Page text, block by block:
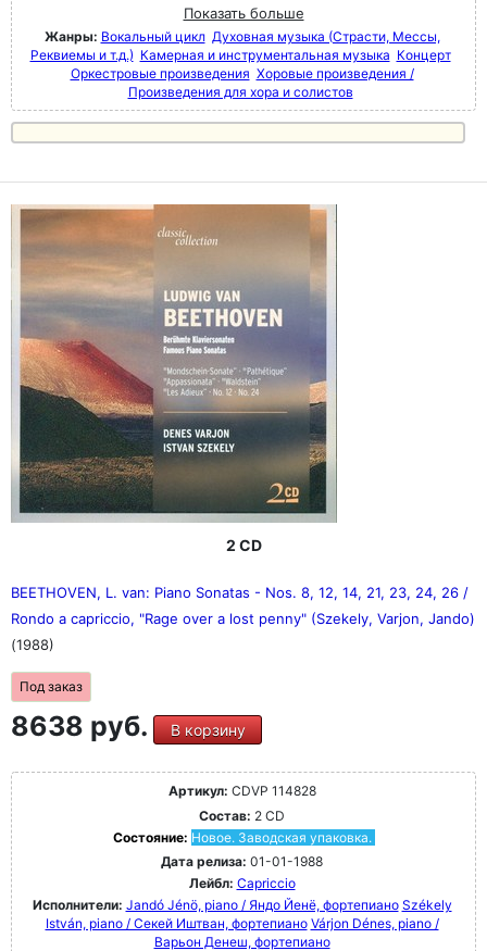
Показать больше
Жанры: Вокальный цикл Духовная музыка (Страсти, Мессы,
Реквиемы и т.д.) Камерная и инструментальная музыка Концерт
Оркестровые произведения Хоровые произведения /
Произведения для хора и солистов
2 CD
BEETHOVEN, L. van: Piano Sonatas - Nos. 8, 12, 14, 21, 23, 24, 26 /
Rondo a capriccio, "Rage over a lost penny" (Szekely, Varjon, Jando)
(1988)
Под заказ
8638 руб. В корзину
Артикул: CDVP 114828
Состав: 2 CD
Состояние: Новое. Заводская упаковка.
Дата релиза: 01-01-1988
Лейбл: Capriccio
Исполнители: Jandó Jénö, piano / Яндо Йенё, фортепиано Székely
István, piano / Секей Иштван, фортепиано Várjon Dénes, piano /
Варьон Денеш, фортепиано